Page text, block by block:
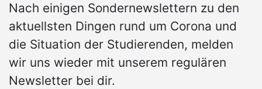
Nach einigen Sondernewslettern zu den
aktuellsten Dingen rund um Corona und
die Situation der Studierenden, melden
wir uns wieder mit unserem regulären
Newsletter bei dir.